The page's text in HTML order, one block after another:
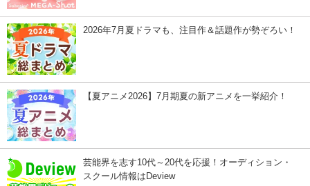
2026年7月夏ドラマも、注目作＆話題作が勢ぞろい！
【夏アニメ2026】7月期夏の新アニメを一挙紹介！
芸能界を志す10代～20代を応援！オーディション・
スクール情報はDeview